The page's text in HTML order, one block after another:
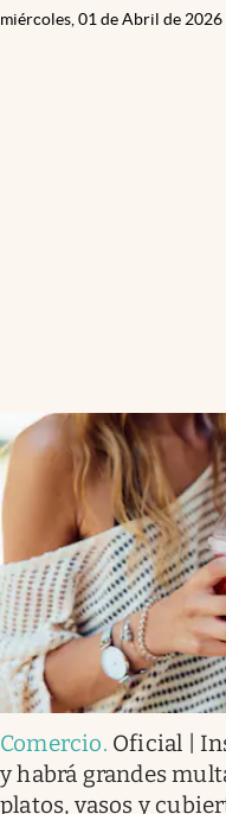
miércoles, 01 de Abril de 2026
Comercio. Oficial |
y habrá grandes
platos, vasos y